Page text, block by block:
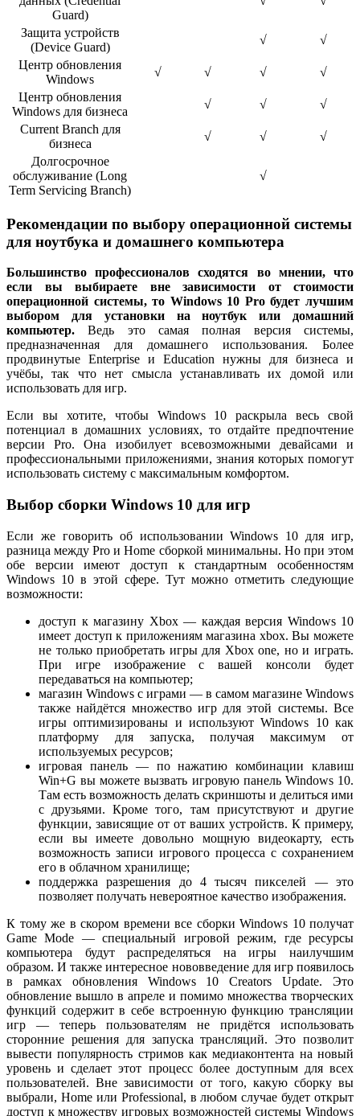
Guard)
Защита устройств
(Device Guard)
√
√
Центр обновления
Windows
√ √ √
√
Центр обновления
Windows для бизнеса
√ √
√
Current Branch для
бизнеса
√ √
√
Долгосрочное
обслуживание (Long
Term Servicing Branch)
√
Рекомендации по выбору операционной системы
для ноутбука и домашнего компьютера
Большинство профессионалов сходятся во мнении, что
если вы выбираете вне зависимости от стоимости
операционной системы, то Windows 10 Pro будет лучшим
выбором для установки на ноутбук или домашний
компьютер. Ведь это самая полная версия системы,
предназначенная для домашнего использования. Более
продвинутые Enterprise и Education нужны для бизнеса и
учёбы, так что нет смысла устанавливать их домой или
использовать для игр.
Если вы хотите, чтобы Windows 10 раскрыла весь свой
потенциал в домашних условиях, то отдайте предпочтение
версии Pro. Она изобилует всевозможными девайсами и
профессиональными приложениями, знания которых помогут
использовать систему с максимальным комфортом.
Выбор сборки Windows 10 для игр
Если же говорить об использовании Windows 10 для игр,
разница между Pro и Home сборкой минимальны. Но при этом
обе версии имеют доступ к стандартным особенностям
Windows 10 в этой сфере. Тут можно отметить следующие
возможности:
доступ к магазину Xbox — каждая версия Windows 10
имеет доступ к приложениям магазина xbox. Вы можете
не только приобретать игры для Xbox one, но и играть.
При игре изображение с вашей консоли будет
передаваться на компьютер;
магазин Windows с играми — в самом магазине Windows
также найдётся множество игр для этой системы. Все
игры оптимизированы и используют Windows 10 как
платформу для запуска, получая максимум от
используемых ресурсов;
игровая панель — по нажатию комбинации клавиш
Win+G вы можете вызвать игровую панель Windows 10.
Там есть возможность делать скриншоты и делиться ими
с друзьями. Кроме того, там присутствуют и другие
функции, зависящие от от ваших устройств. К примеру,
если вы имеете довольно мощную видеокарту, есть
возможность записи игрового процесса с сохранением
его в облачном хранилище;
поддержка разрешения до 4 тысяч пикселей — это
позволяет получать невероятное качество изображения.
К тому же в скором времени все сборки Windows 10 получат
Game Mode — специальный игровой режим, где ресурсы
компьютера будут распределяться на игры наилучшим
образом. И также интересное нововведение для игр появилось
в рамках обновления Windows 10 Creators Update. Это
обновление вышло в апреле и помимо множества творческих
функций содержит в себе встроенную функцию трансляции
игр — теперь пользователям не придётся использовать
сторонние решения для запуска трансляций. Это позволит
вывести популярность стримов как медиаконтента на новый
уровень и сделает этот процесс более доступным для всех
пользователей. Вне зависимости от того, какую сборку вы
выбрали, Home или Professional, в любом случае будет открыт
доступ к множеству игровых возможностей системы Windows